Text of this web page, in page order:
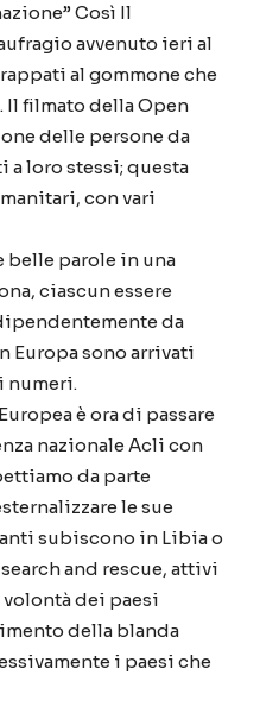
Così Il
avvenuto ieri al
al gommone che
filmato della Open
delle persone da
a loro stessi; questa
con vari
belle parole in una
ciascun essere
da
Europa sono arrivati
numeri.
è ora di passare
nazionale Acli con
da parte
le sue
subiscono in Libia o
and rescue, attivi
dei paesi
della blanda
i paesi che